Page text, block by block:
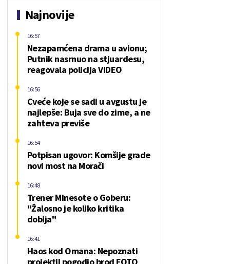
Najnovije
Nezapamćena drama u avionu;
Putnik nasrnuo na stjuardesu,
reagovala policija VIDEO
16:57
Cveće koje se sadi u avgustu je
najlepše: Buja sve do zime, a ne
zahteva previše
16:56
Potpisan ugovor: Komšije grade
novi most na Morači
16:54
Trener Minesote o Goberu:
"Žalosno je koliko kritika
dobija"
16:48
Haos kod Omana: Nepoznati
16:41